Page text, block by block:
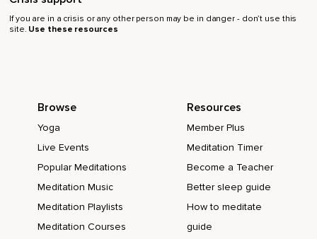
If you are in a crisis or any other person may be in danger - don’t use this
site. Use these resources
Browse
Yoga
Live Events
Popular Meditations
Meditation Music
Meditation Playlists
Meditation Courses
Resources
Member Plus
Meditation Timer
Become a Teacher
Better sleep guide
How to meditate
guide